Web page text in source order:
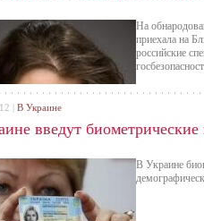
На
приехала на
российские
введут биометрические
В Украине
| В Украине